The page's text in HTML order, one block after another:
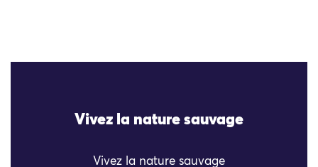
Vivez la nature sauvage
Vivez la nature sauvage